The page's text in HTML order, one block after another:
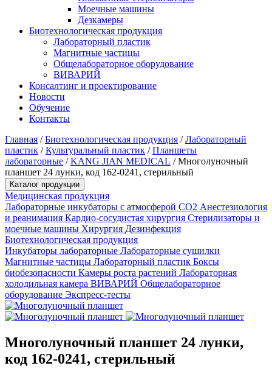
Моечные машины
Дезкамеры
Биотехнологическая продукция
Лабораторный пластик
Магнитные частицы
Общелабораторное оборудование
ВИВАРИЙ
Консалтинг и проектирование
Новости
Обучение
Контакты
Главная /Биотехнологическая продукция /Лабораторный
пластик /Культуральный пластик /Планшеты
лабораторные /KANG JIAN MEDICAL /Многолуночный
планшет 24 лунки, код 162-0241, стерильный
Каталог продукции
Медицинская продукция
Лабораторные инкубаторы с атмосферой CO2 Анестезиология
и реанимация Кардио-сосудистая хирургия Стерилизаторы и
моечные машины Хирургия Дезинфекция
Биотехнологическая продукция
Инкубаторы лабораторные Лабораторные сушилки
Магнитные частицы Лабораторный пластик Боксы
биобезопасности Камеры роста растений Лабораторная
холодильная камера ВИВАРИЙ Общелабораторное
оборудование Экспресс-тесты
Многолуночный планшет 24 лунки,
код 162-0241, стерильный